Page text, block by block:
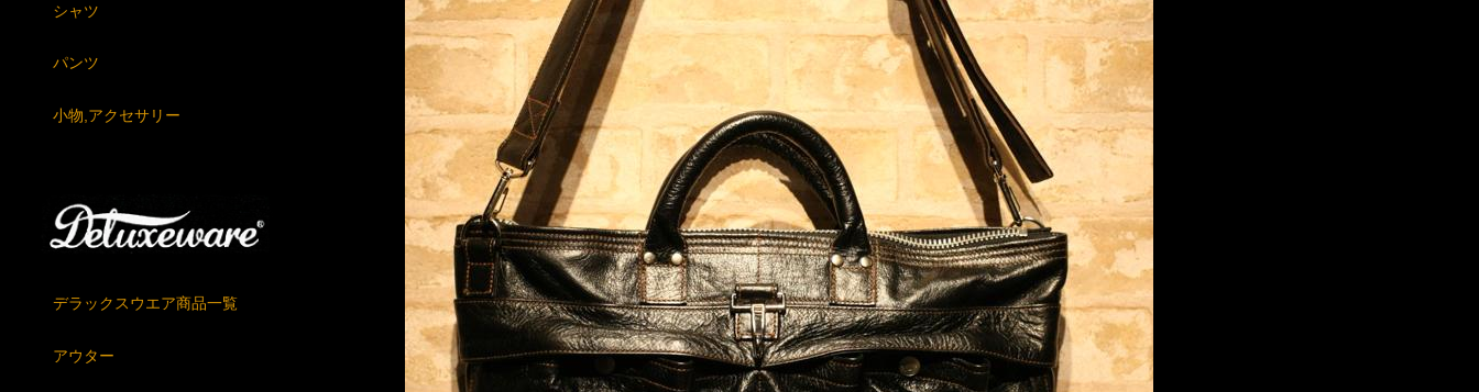
シャツ
パンツ
小物,アクセサリー
デラックスウエア商品一覧
アウター